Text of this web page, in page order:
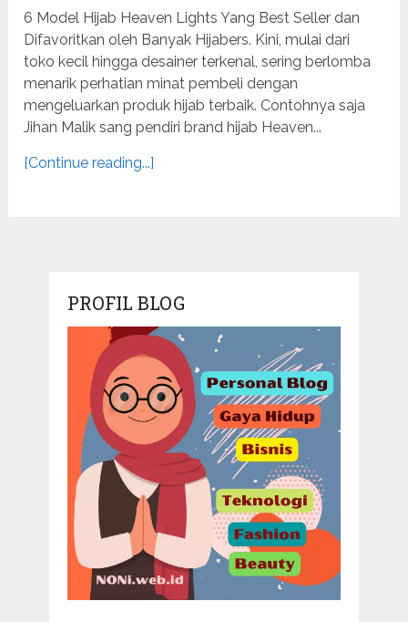
6 Model Hijab Heaven Lights Yang Best Seller dan
Difavoritkan oleh Banyak Hijabers. Kini, mulai dari
toko kecil hingga desainer terkenal, sering berlomba
menarik perhatian minat pembeli dengan
mengeluarkan produk hijab terbaik. Contohnya saja
Jihan Malik sang pendiri brand hijab Heaven...
[Continue reading...]
PROFIL BLOG